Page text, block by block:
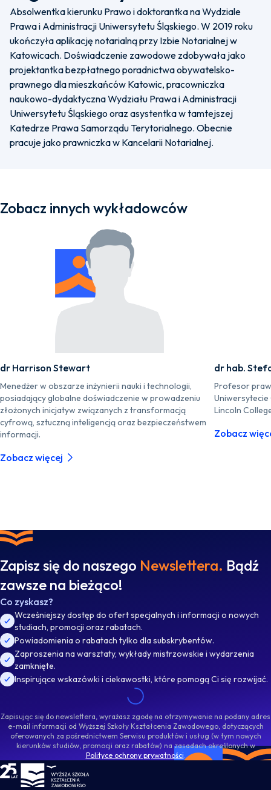
Absolwentka kierunku Prawo i doktorantka na Wydziale
Prawa i Administracji Uniwersytetu Śląskiego. W 2019 roku
ukończyła aplikację notarialną przy Izbie Notarialnej w
Katowicach. Doświadczenie zawodowe zdobywała jako
projektantka bezpłatnego poradnictwa obywatelsko-
prawnego dla mieszkańców Katowic, pracowniczka
naukowo-dydaktyczna Wydziału Prawa i Administracji
Uniwersytetu Śląskiego oraz asystentka w tamtejszej
Katedrze Prawa Samorządu Terytorialnego. Obecnie
pracuje jako prawniczka w Kancelarii Notarialnej.
Zobacz innych wykładowców
dr Harrison Stewart
Menedżer w obszarze inżynierii nauki i technologii,
posiadający globalne doświadczenie w prowadzeniu
złożonych inicjatyw związanych z transformacją
cyfrową, sztuczną inteligencją oraz bezpieczeństwem
informacji.
Zobacz więcej
dr hab.
Profesor
Lincoln
Zobacz
Zapisz się do naszego Newslettera. Bądź
zawsze na bieżąco!
Co zyskasz?
Wcześniejszy dostęp do ofert specjalnych i informacji o nowych
studiach, promocji oraz rabatach.
Powiadomienia o rabatach tylko dla subskrybentów.
Zaproszenia na warsztaty, wykłady mistrzowskie i wydarzenia
zamknięte.
Inspirujące wskazówki i ciekawostki, które pomogą Ci się rozwijać.
Zapisując się do newslettera, wyrażasz zgodę na otrzymywanie na podany adres
e-mail informacji od Wyższej Szkoły Kształcenia Zawodowego, dotyczących
oferowanych za pośrednictwem Serwisu produktów i usług (w tym nowych
kierunków studiów, promocji oraz rabatów) na zasadach określonych w
Polityce ochrony prywatności.
WSKZ - strona główna